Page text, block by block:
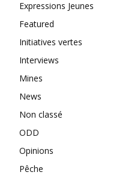
Expressions Jeunes
Featured
Initiatives vertes
Interviews
Mines
News
Non classé
ODD
Opinions
Pêche